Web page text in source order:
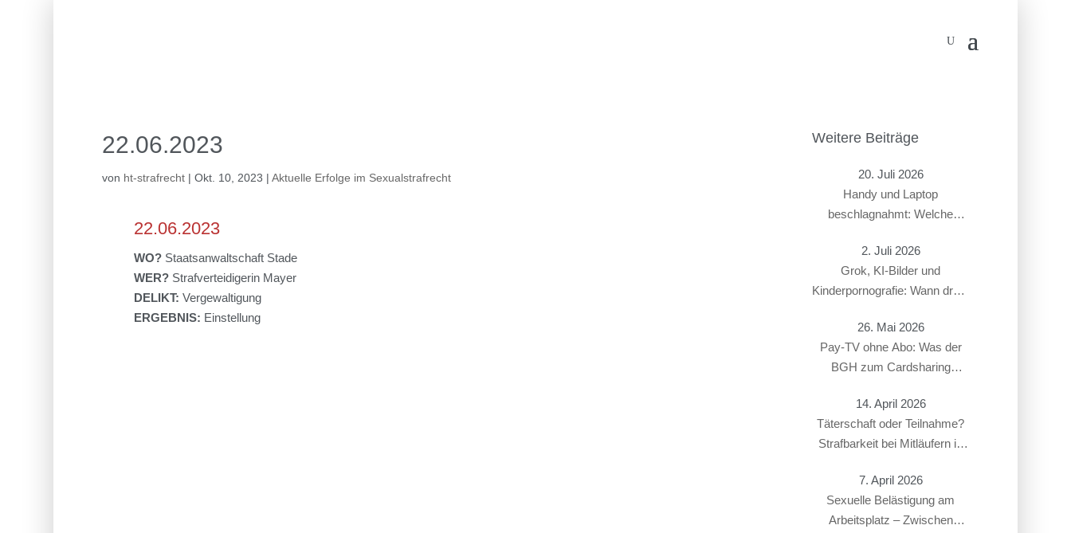
22.06.2023
von ht-strafrecht| Okt. 10, 2023 | Aktuelle Erfolge im Sexualstrafrecht
22.06.2023
WO? Staatsanwaltschaft Stade
WER? Strafverteidigerin Mayer
DELIKT: Vergewaltigung
ERGEBNIS: Einstellung
Weitere Beiträge
20. Juli 2026
Handy und Laptop
beschlagnahmt: Welche
2. Juli 2026
Grok, KI-Bilder und
Kinderpornografie: Wann droht
26. Mai 2026
Pay-TV ohne Abo: Was der
BGH zum Cardsharing
14. April 2026
Täterschaft oder Teilnahme?
Strafbarkeit bei Mitläufern in
7. April 2026
Sexuelle Belästigung am
Arbeitsplatz – Zwischen